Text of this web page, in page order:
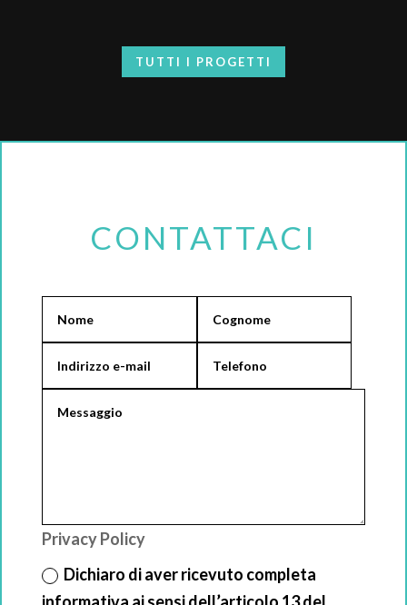
TUTTI I PROGETTI
CONTATTACI
Privacy Policy
Dichiaro di aver ricevuto completa